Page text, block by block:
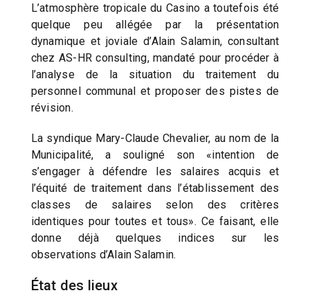
L’atmosphère tropicale du Casino a toutefois été
quelque peu allégée par la présentation
dynamique et joviale d’Alain Salamin, consultant
chez AS-HR consulting, mandaté pour procéder à
l’analyse de la situation du traitement du
personnel communal et proposer des pistes de
révision.
La syndique Mary-Claude Chevalier, au nom de la
Municipalité, a souligné son «intention de
s’engager à défendre les salaires acquis et
l’équité de traitement dans l’établissement des
classes de salaires selon des critères
identiques pour toutes et tous». Ce faisant, elle
donne déjà quelques indices sur les
observations d’Alain Salamin.
État des lieux